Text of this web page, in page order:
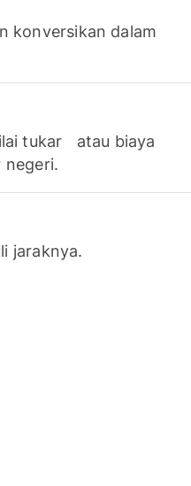
konversikan dalam
tukar atau biaya
negeri.
jaraknya.